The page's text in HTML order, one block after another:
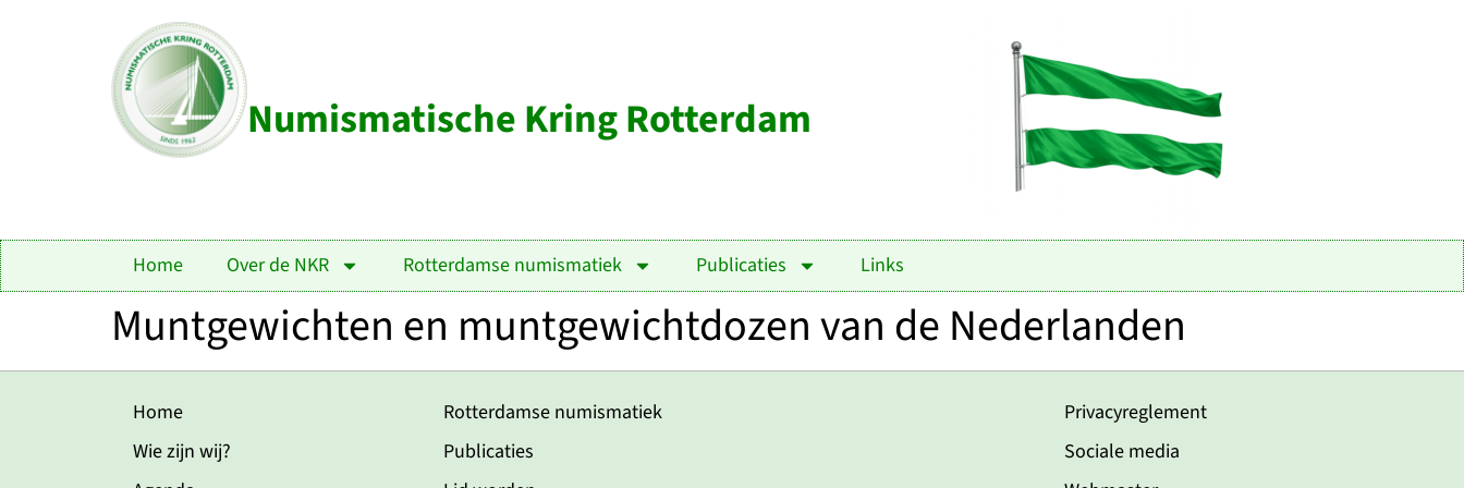
Numismatische Kring Rotterdam
Home Over de NKR Rotterdamse numismatiek Publicaties Links
Muntgewichten en muntgewichtdozen van de Nederlanden
Home
Wie zijn wij?
Rotterdamse numismatiek
Publicaties
Privacyreglement
Sociale media